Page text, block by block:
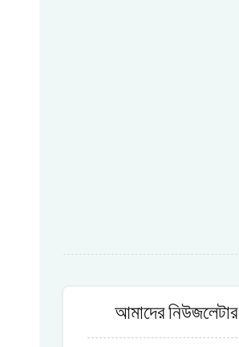
আমাদের নিউজলেটার